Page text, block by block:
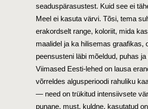
seaduspärasustest. Kuid see ei
Meel ei kasuta värvi. Tõsi, tema
erakordselt range, koloriit, mida
maalidel ja ka hilisemas graafikas,
peensusteni läbi mõeldud, puhas ja
Viimased Eesti-lehed on lausa
võrreldes algusperioodi rahuliku
— need on trükitud intensiivsete
punane, must, kuldne, kasutatud